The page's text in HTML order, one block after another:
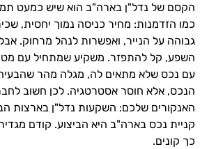
הקסם של נדל"ן בארה"ב הוא שיש כמעט
כמו הזדמנות: מחיר כניסה נמוך יחסית,
גבוהה על הנייר, ואפשרות לנהל מרחוק. אבל
השפע, קל להתפזר. משקיע שמתחיל עם
עם נכס שלא מתאים לה, מגלה מהר שהבעיה
הנכס, אלא חוסר אסטרטגיה. לכן חשוב לחבר
האנקורים שלכם: השקעות נדל"ן בארצות
קניית נכס בארה"ב היא הביצוע. קודם
כך קונים.